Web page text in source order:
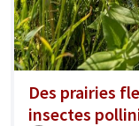
Des prairies
insectes